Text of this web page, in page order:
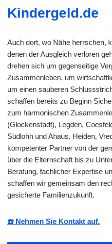
Kindergeld.de
Auch dort, wo Nähe herrschen,
denen der Ausgleich verloren
drehen sich um gegenseitige
Zusammenleben, um
um einen sauberen
schaffen bereits zu Beginn
zum harmonischen
(Glockenstadt), Legden,
Südlohn und Ahaus, Heiden,
kompetenter Partner von der
über die Elternschaft bis zu
Beratung, fachlicher Expertise
schaffen wir gemeinsam den
gesicherte Familienzukunft.
☎️ Nehmen Sie Kontakt auf.